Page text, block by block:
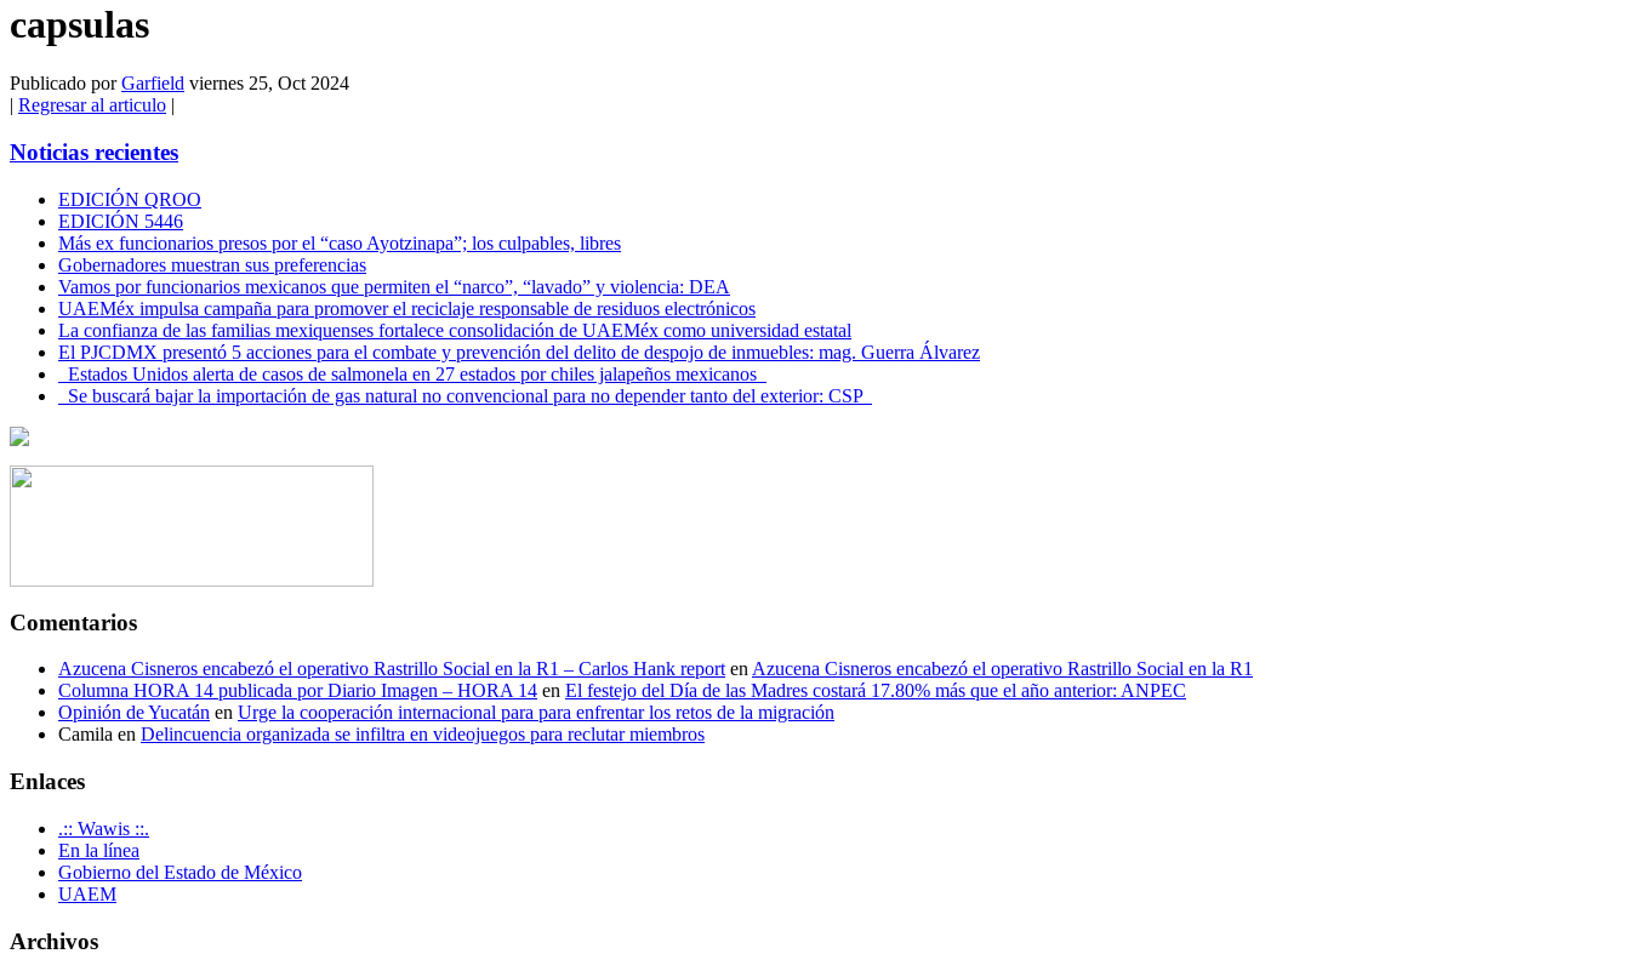
capsulas
Publicado porGarfield viernes 25, Oct 2024
Regresar al articulo
Noticias recientes
EDICIÓN QROO
EDICIÓN 5446
Más ex funcionarios presos por el “caso Ayotzinapa”; los culpables, libres
Gobernadores muestran sus preferencias
Vamos por funcionarios mexicanos que permiten el “narco”, “lavado” y violencia: DEA
UAEMéx impulsa campaña para promover el reciclaje responsable de residuos electrónicos
La confianza de las familias mexiquenses fortalece consolidación de UAEMéx como universidad estatal
El PJCDMX presentó 5 acciones para el combate y prevención del delito de despojo de inmuebles: mag. Guerra Álvarez
Estados Unidos alerta de casos de salmonela en 27 estados por chiles jalapeños mexicanos
Se buscará bajar la importación de gas natural no convencional para no depender tanto del exterior: CSP
Comentarios
Azucena Cisneros encabezó el operativo Rastrillo Social en la R1 – Carlos Hank report en Azucena Cisneros encabezó el operativo Rastrillo Social en la R1
Columna HORA 14 publicada por Diario Imagen – HORA 14 en El festejo del Día de las Madres costará 17.80% más que el año anterior: ANPEC
Opinión de Yucatán en Urge la cooperación internacional para para enfrentar los retos de la migración
Camila en Delincuencia organizada se infiltra en videojuegos para reclutar miembros
Enlaces
.:: Wawis ::.
En la línea
Gobierno del Estado de México
UAEM
Archivos